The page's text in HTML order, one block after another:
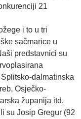
21
i to u tri
sačmarice u
predstavnici su
dalmatinska
Osječko-
županija itd.
su Josip Gregur (92